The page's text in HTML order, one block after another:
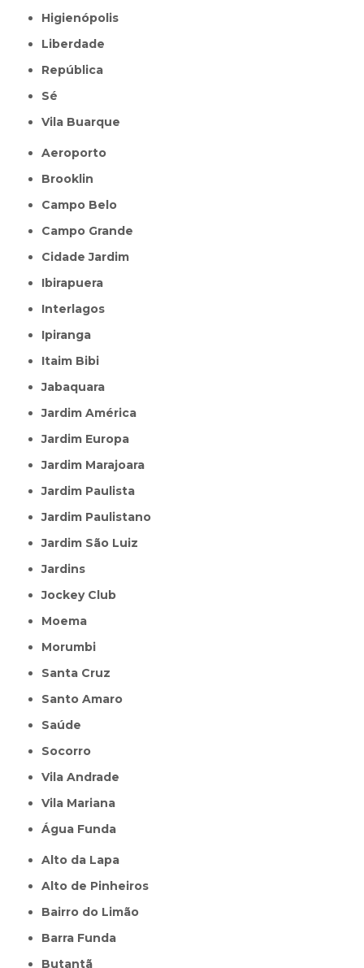
Higienópolis
Liberdade
República
Sé
Vila Buarque
Aeroporto
Brooklin
Campo Belo
Campo Grande
Cidade Jardim
Ibirapuera
Interlagos
Ipiranga
Itaim Bibi
Jabaquara
Jardim América
Jardim Europa
Jardim Marajoara
Jardim Paulista
Jardim Paulistano
Jardim São Luiz
Jardins
Jockey Club
Moema
Morumbi
Santa Cruz
Santo Amaro
Saúde
Socorro
Vila Andrade
Vila Mariana
Água Funda
Alto da Lapa
Alto de Pinheiros
Bairro do Limão
Barra Funda
Butantã